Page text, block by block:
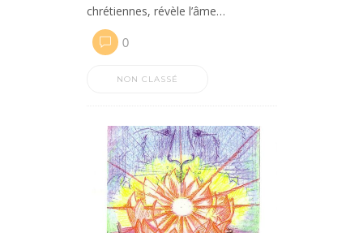
chrétiennes, révèle l’âme…
0
NON CLASSÉ